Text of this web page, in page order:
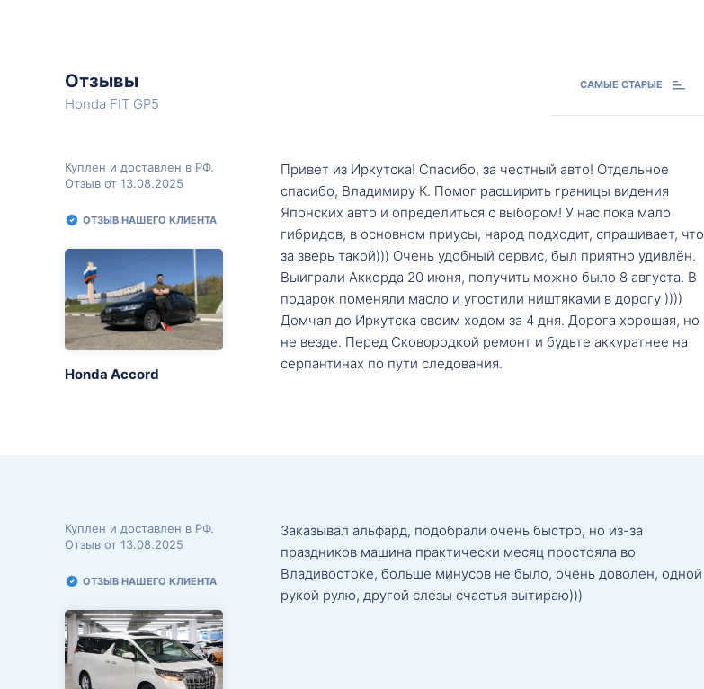
Отзывы
Honda FIT GP5
САМЫЕ СТАРЫЕ
Куплен и доставлен в РФ.
Отзыв от 13.08.2025
ОТЗЫВ НАШЕГО КЛИЕНТА
Honda Accord
Привет из Иркутска! Спасибо, за честный авто! Отдельное
спасибо, Владимиру К. Помог расширить границы видения
Японских авто и определиться с выбором! У нас пока мало
гибридов, в основном приусы, народ подходит, спрашивает, что
за зверь такой))) Очень удобный сервис, был приятно удивлён.
Выиграли Аккорда 20 июня, получить можно было 8 августа. В
подарок поменяли масло и угостили ништяками в дорогу ))))
Домчал до Иркутска своим ходом за 4 дня. Дорога хорошая, но
не везде. Перед Сковородкой ремонт и будьте аккуратнее на
серпантинах по пути следования.
Куплен и доставлен в РФ.
Отзыв от 13.08.2025
ОТЗЫВ НАШЕГО КЛИЕНТА
Заказывал альфард, подобрали очень быстро, но из-за
праздников машина практически месяц простояла во
Владивостоке, больше минусов не было, очень доволен, одной
рукой рулю, другой слезы счастья вытираю)))